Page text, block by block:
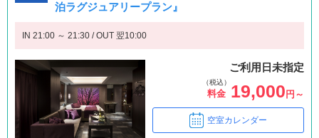
泊ラグジュアリープラン』
IN 21:00 ～ 21:30 / OUT 翌10:00
ご利用日未指定
（税込）
料金 19,000 円～
空室カレンダー